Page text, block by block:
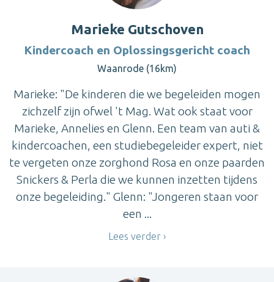
Marieke Gutschoven
Kindercoach en Oplossingsgericht coach
Waanrode (16km)
Marieke: "De kinderen die we begeleiden mogen
zichzelf zijn ofwel 't Mag. Wat ook staat voor
Marieke, Annelies en Glenn. Een team van auti &
kindercoachen, een studiebegeleider expert, niet
te vergeten onze zorghond Rosa en onze paarden
Snickers & Perla die we kunnen inzetten tijdens
onze begeleiding." Glenn: "Jongeren staan voor
een ...
Lees verder